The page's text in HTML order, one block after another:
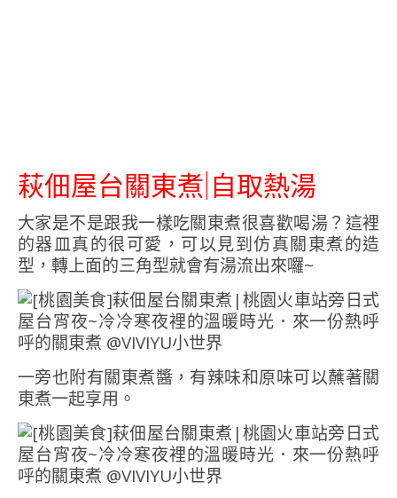
萩佃屋台關東煮|自取熱湯
大家是不是跟我一樣吃關東煮很喜歡喝湯？這裡
的器皿真的很可愛，可以見到仿真關東煮的造
型，轉上面的三角型就會有湯流出來囉~
一旁也附有關東煮醬，有辣味和原味可以蘸著關
東煮一起享用。